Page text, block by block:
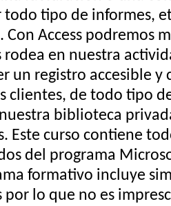
todo tipo de informes,
Con Access podremos
rodea en nuestra
un registro accesible y
clientes, de todo tipo
biblioteca
Este curso contiene
del programa
formativo incluye
por lo que no es